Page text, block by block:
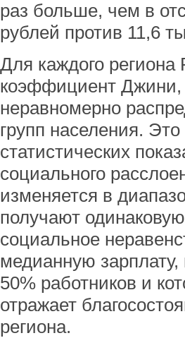
раз больше, чем в
рублей против 11,6
Для каждого региона
коэффициент Джини,
неравномерно
групп населения.
статистических
социального
изменяется в
получают
социальное
медианную
50% работников и
отражает
региона.